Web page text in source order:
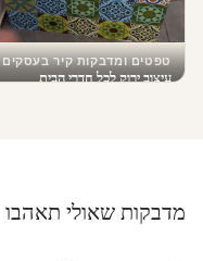
טפטים ומדבקות קיר בעסקים
עיצוב ירוק לכל חדרי הבית
מדבקות שאולי תאהבו